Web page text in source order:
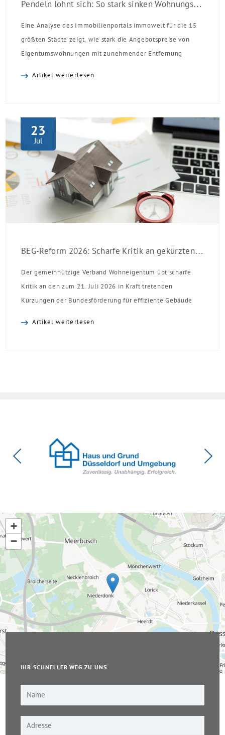
Pendeln lohnt sich: So stark sinken Wohnungspreise im Umland
Eine Analyse des Immobilienportals immowelt für die 15
größten Städte zeigt, wie stark die Angebotspreise von
Eigentumswohnungen mit zunehmender Entfernung
Artikel weiterlesen
23
Jul
BEG-Reform 2026: Scharfe Kritik an gekürzten Sanierungsförderungen
Der gemeinnützige Verband Wohneigentum übt scharfe
Kritik an den zum 21. Juli 2026 in Kraft tretenden
Kürzungen der Bundesförderung für effiziente Gebäude
Artikel weiterlesen
+
−
© OpenStreetMap-Mitwirkende
IHR SCHNELLER WEG ZU UNS